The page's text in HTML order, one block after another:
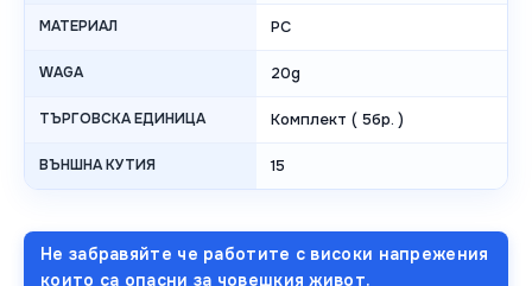
МАТЕРИАЛ PC
WAGA 20g
ТЪРГОВСКА ЕДИНИЦА Комплект ( 5бр. )
ВЪНШНА КУТИЯ 15
Не забравяйте че работите с високи напрежения
които са опасни за човешкия живот.